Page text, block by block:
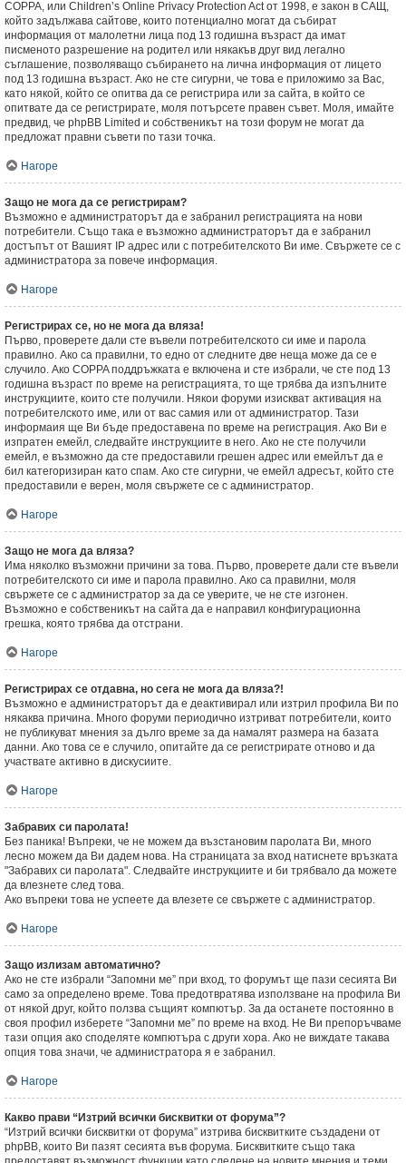
COPPA, или Children’s Online Privacy Protection Act от 1998, е закон в САЩ,
който задължава сайтове, които потенциално могат да събират
информация от малолетни лица под 13 годишна възраст да имат
писменото разрешение на родител или някакъв друг вид легално
съглашение, позволяващо събирането на лична информация от лицето
под 13 годишна възраст. Ако не сте сигурни, че това е приложимо за Вас,
като някой, който се опитва да се регистрира или за сайта, в който се
опитвате да се регистрирате, моля потърсете правен съвет. Моля, имайте
предвид, че phpBB Limited и собственикът на този форум не могат да
предложат правни съвети по тази точка.
Нагоре
Защо не мога да се регистрирам?
Възможно е администраторът да е забранил регистрацията на нови
потребители. Също така е възможно администраторът да е забранил
достъпът от Вашият IP адрес или с потребителското Ви име. Свържете се с
администратора за повече информация.
Нагоре
Регистрирах се, но не мога да вляза!
Първо, проверете дали сте въвели потребителското си име и парола
правилно. Ако са правилни, то едно от следните две неща може да се е
случило. Ако COPPA поддръжката е включена и сте избрали, че сте под 13
годишна възраст по време на регистрацията, то ще трябва да изпълните
инструкциите, които сте получили. Някои форуми изискват активация на
потребителското име, или от вас самия или от администратор. Тази
информаия ще Ви бъде предоставена по време на регистрация. Ако Ви е
изпратен емейл, следвайте инструкциите в него. Ако не сте получили
емейл, е възможно да сте предоставили грешен адрес или емейлът да е
бил категоризиран като спам. Ако сте сигурни, че емейл адресът, който сте
предоставили е верен, моля свържете се с администратор.
Нагоре
Защо не мога да вляза?
Има няколко възможни причини за това. Първо, проверете дали сте въвели
потребителското си име и парола правилно. Ако са правилни, моля
свържете се с администратор за да се уверите, че не сте изгонен.
Възможно е собственикът на сайта да е направил конфигурационна
грешка, която трябва да отстрани.
Нагоре
Регистрирах се отдавна, но сега не мога да вляза?!
Възможно е администраторът да е деактивирал или изтрил профила Ви по
някаква причина. Много форуми периодично изтриват потребители, които
не публикуват мнения за дълго време за да намалят размера на базата
данни. Ако това се е случило, опитайте да се регистрирате отново и да
участвате активно в дискусиите.
Нагоре
Забравих си паролата!
Без паника! Въпреки, че не можем да възстановим паролата Ви, много
лесно можем да Ви дадем нова. На страницата за вход натиснете връзката
"Забравих си паролата". Следвайте инструкциите и би трябвало да можете
да влезнете след това.
Ако въпреки това не успеете да влезете се свържете с администратор.
Нагоре
Защо излизам автоматично?
Ако не сте избрали “Запомни ме” при вход, то форумът ще пази сесията Ви
само за определено време. Това предотвратява използване на профила Ви
от някой друг, който ползва същият компютър. За да останете постоянно в
своя профил изберете “Запомни ме” по време на вход. Не Ви препоръчваме
тази опция ако споделяте компютъра с други хора. Ако не виждате такава
опция това значи, че администратора я е забранил.
Нагоре
Какво прави “Изтрий всички бисквитки от форума”?
“Изтрий всички бисквитки от форума” изтрива бисквитките създадени от
phpBB, които Ви пазят сесията във форума. Бисквитките също така